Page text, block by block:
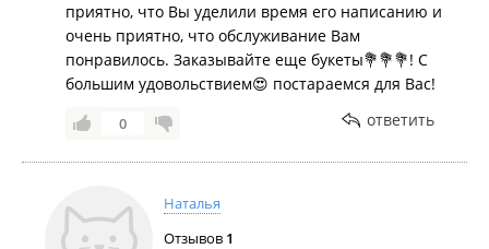
приятно, что Вы уделили время его написанию и
очень приятно, что обслуживание Вам
понравилось. Заказывайте еще букеты💐💐💐! С
большим удовольствием😍 постараемся для Вас!
0 ответить
Наталья
Отзывов 1